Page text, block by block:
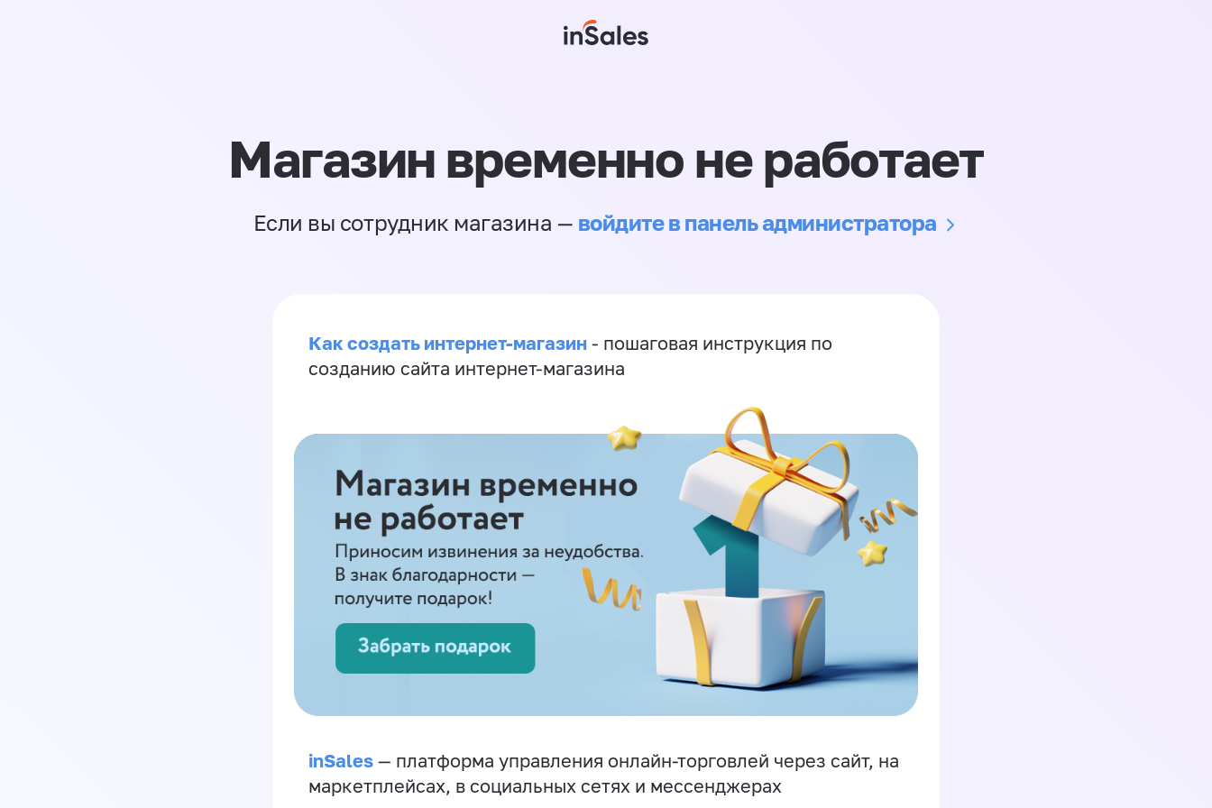
Магазин временно не работает
Если вы сотрудник магазина — войдите в панель администратора
Как создать интернет-магазин - пошаговая инструкция по
созданию сайта интернет-магазина
inSales — платформа управления онлайн-торговлей через сайт, на
маркетплейсах, в социальных сетях и мессенджерах